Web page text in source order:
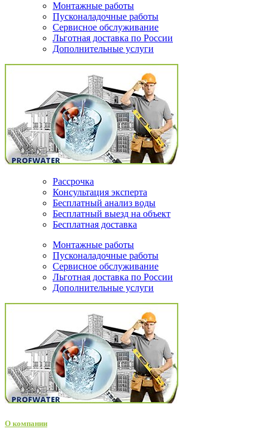
Монтажные работы
Пусконаладочные работы
Сервисное обслуживание
Льготная доставка по России
Дополнительные услуги
Рассрочка
Консультация эксперта
Бесплатный анализ воды
Бесплатный выезд на объект
Бесплатная доставка
Монтажные работы
Пусконаладочные работы
Сервисное обслуживание
Льготная доставка по России
Дополнительные услуги
О компании